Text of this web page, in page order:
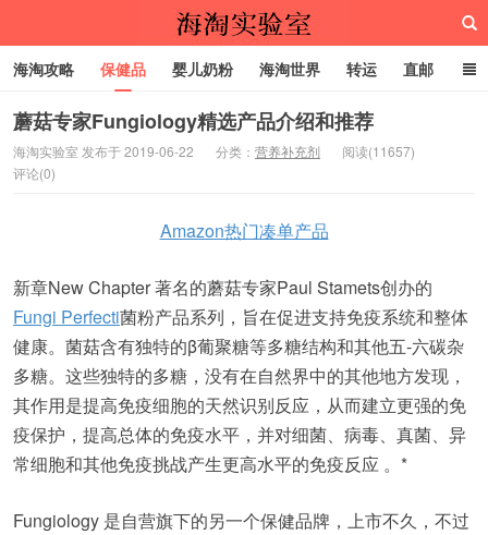
海淘攻略 保健品 婴儿奶粉 海淘世界 转运 直邮
代购服务
蘑菇专家Fungiology精选产品介绍和推荐
海淘实验室 发布于 2019-06-22 分类： 营养补充剂
阅读(11657)
评论(0)
Amazon热门凑单产品
新章New Chapter 著名的蘑菇专家Paul Stamets创办的
Fungi Perfecti菌粉产品系列，旨在促进支持免疫系统和整体
健康。菌菇含有独特的β葡聚糖等多糖结构和其他五-六碳杂
多糖。这些独特的多糖，没有在自然界中的其他地方发现，
其作用是提高免疫细胞的天然识别反应，从而建立更强的免
疫保护，提高总体的免疫水平，并对细菌、病毒、真菌、异
常细胞和其他免疫挑战产生更高水平的免疫反应 。*
Fungiology 是自营旗下的另一个保健品牌，上市不久，不过